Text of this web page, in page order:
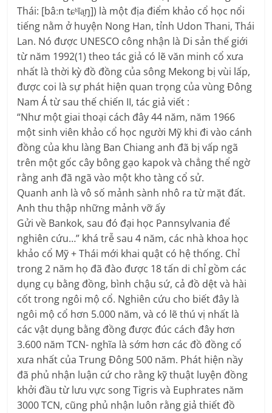
Thái: [bâːn tɕʰīa̯ŋ]) là một địa điểm khảo cổ học nổi
tiếng nằm ở huyện Nong Han, tỉnh Udon Thani, Thái
Lan. Nó được UNESCO công nhận là Di sản thế giới
từ năm 1992(1) theo tác giả có lẽ văn minh cổ xưa
nhất là thời kỳ đồ đồng của sông Mekong bị vùi lấp,
được coi là sự phát hiện quan trọng của vùng Đông
Nam Á từ sau thế chiến II, tác giả viết :
“Như một giai thoại cách đây 44 năm, năm 1966
một sinh viên khảo cổ học người Mỹ khi đi vào cánh
đồng của khu làng Ban Chiang anh đã bị vấp ngã
trên một gốc cây bông gạo kapok và chẳng thể ngờ
rằng anh đã ngã vào một kho tàng cổ sử.
Quanh anh là vô số mảnh sành nhô ra từ mặt đất.
Anh thu thập những mảnh vỡ ấy
Gửi về Bankok, sau đó đại học Pannsylvania để
nghiên cứu…” khá trễ sau 4 năm, các nhà khoa học
khảo cổ Mỹ + Thái mới khai quật có hệ thống. Chỉ
trong 2 năm họ đã đào được 18 tấn di chỉ gồm các
dụng cụ bằng đồng, bình chậu sứ, cả đồ dệt và hài
cốt trong ngôi mộ cổ. Nghiên cứu cho biết đây là
ngôi mộ cổ hơn 5.000 năm, và có lẽ thú vị nhất là
các vật dụng bằng đồng được đúc cách đây hơn
3.600 năm TCN- nghĩa là sớm hơn các đồ đồng cổ
xưa nhất của Trung Đông 500 năm. Phát hiện nầy
đã phủ nhận luận cứ cho rằng kỹ thuật luyện đồng
khởi đầu từ lưu vực song Tigris và Euphrates năm
3000 TCN, cũng phủ nhận luôn rằng giả thiết đồ